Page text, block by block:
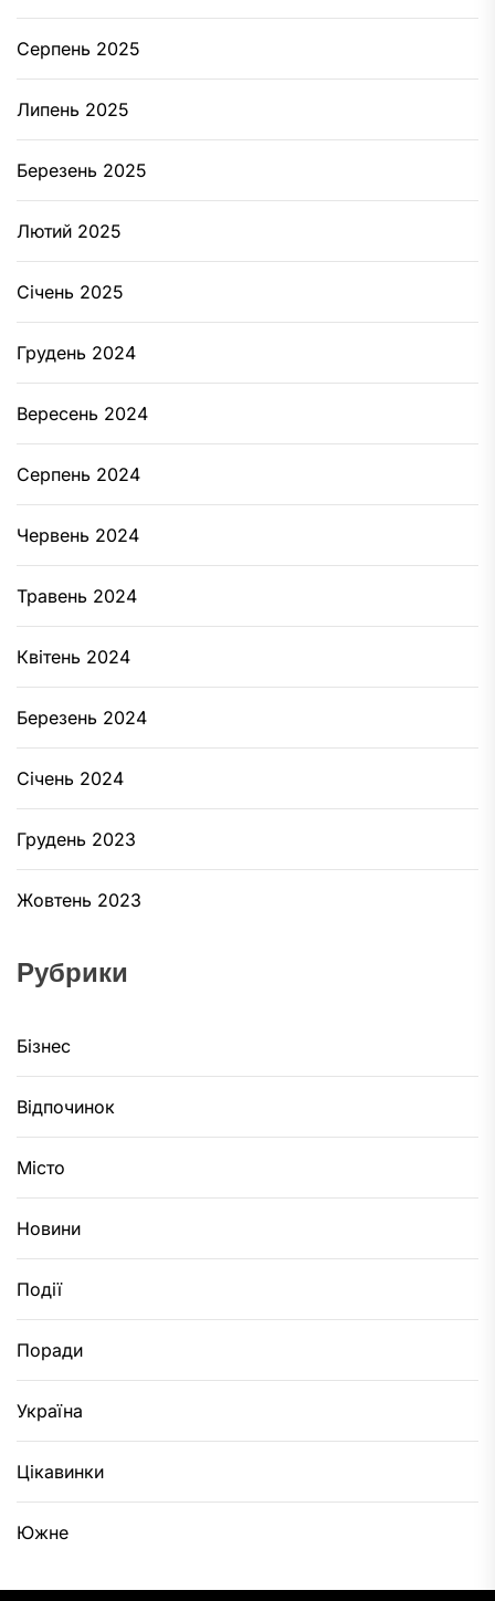
Серпень 2025
Липень 2025
Березень 2025
Лютий 2025
Січень 2025
Грудень 2024
Вересень 2024
Серпень 2024
Червень 2024
Травень 2024
Квітень 2024
Березень 2024
Січень 2024
Грудень 2023
Жовтень 2023
Рубрики
Бізнес
Відпочинок
Місто
Новини
Події
Поради
Україна
Цікавинки
Южне